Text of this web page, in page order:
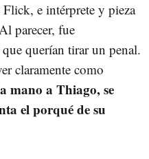
Flick, e intérprete y pieza
parecer, fue
querían tirar un penal.
claramente como
mano a Thiago, se
el porqué de su